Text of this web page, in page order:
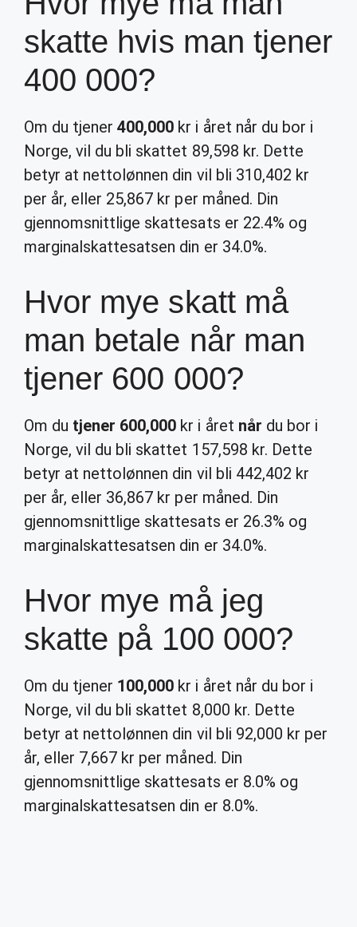
skatte hvis man tjener
400 000?
Om du tjener400,000 kr i året når du bor i
Norge, vil du bli skattet 89,598 kr. Dette
betyr at nettolønnen din vil bli 310,402 kr
per år, eller 25,867 kr per måned. Din
gjennomsnittlige skattesats er 22.4% og
marginalskattesatsen din er 34.0%.
Hvor mye skatt må
man betale når man
tjener 600 000?
Om du tjener 600,000 kr i året når du bor i
Norge, vil du bli skattet 157,598 kr. Dette
betyr at nettolønnen din vil bli 442,402 kr
per år, eller 36,867 kr per måned. Din
gjennomsnittlige skattesats er 26.3% og
marginalskattesatsen din er 34.0%.
Hvor mye må jeg
skatte på 100 000?
Om du tjener 100,000 kr i året når du bor i
Norge, vil du bli skattet 8,000 kr. Dette
betyr at nettolønnen din vil bli 92,000 kr per
år, eller 7,667 kr per måned. Din
gjennomsnittlige skattesats er 8.0% og
marginalskattesatsen din er 8.0%.